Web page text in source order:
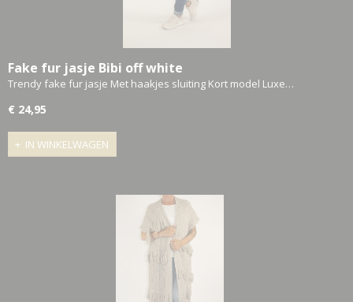
Fake fur jasje Bibi off white
Trendy fake fur jasje Met haakjes sluiting Kort model Luxe…
€ 24,95
IN WINKELWAGEN